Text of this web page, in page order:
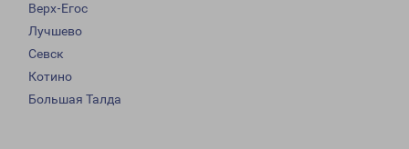
Верх-Егос
Лучшево
Севск
Котино
Большая Талда